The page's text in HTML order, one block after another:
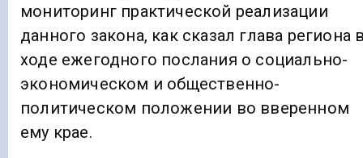
мониторинг практической реализации
данного закона, как сказал глава региона
ходе ежегодного послания о социально-
экономическом и общественно-
политическом положении во вверенном
ему крае.